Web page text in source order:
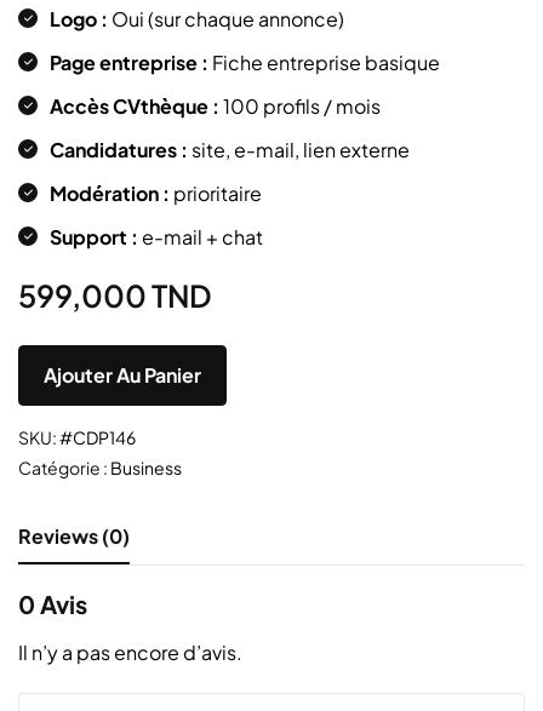
Logo : Oui (sur chaque annonce)
Page entreprise : Fiche entreprise basique
Accès CVthèque : 100 profils / mois
Candidatures : site, e-mail, lien externe
Modération : prioritaire
Support : e-mail + chat
599,000TND
Ajouter Au Panier
SKU:#CDP146
Catégorie : Business
Reviews (0)
0 Avis
Il n’y a pas encore d’avis.